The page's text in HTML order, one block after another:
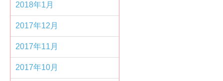
2018年1月
2017年12月
2017年11月
2017年10月